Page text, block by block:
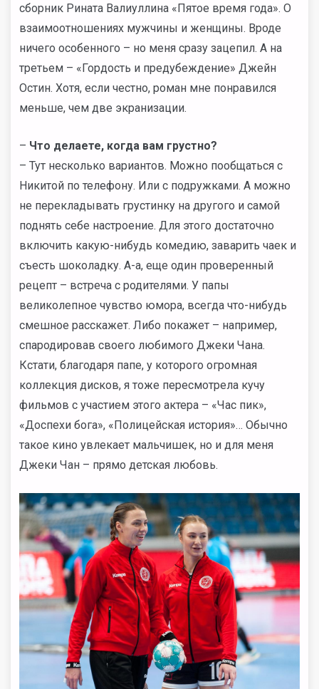
сборник Рината Валиуллина «Пятое время года». О
взаимоотношениях мужчины и женщины. Вроде
ничего особенного – но меня сразу зацепил. А на
третьем – «Гордость и предубеждение» Джейн
Остин. Хотя, если честно, роман мне понравился
меньше, чем две экранизации.
– Что делаете, когда вам грустно?
– Тут несколько вариантов. Можно пообщаться с
Никитой по телефону. Или с подружками. А можно
не перекладывать грустинку на другого и самой
поднять себе настроение. Для этого достаточно
включить какую-нибудь комедию, заварить чаек и
съесть шоколадку. А-а, еще один проверенный
рецепт – встреча с родителями. У папы
великолепное чувство юмора, всегда что-нибудь
смешное расскажет. Либо покажет – например,
спародировав своего любимого Джеки Чана.
Кстати, благодаря папе, у которого огромная
коллекция дисков, я тоже пересмотрела кучу
фильмов с участием этого актера – «Час пик»,
«Доспехи бога», «Полицейская история»… Обычно
такое кино увлекает мальчишек, но и для меня
Джеки Чан – прямо детская любовь.